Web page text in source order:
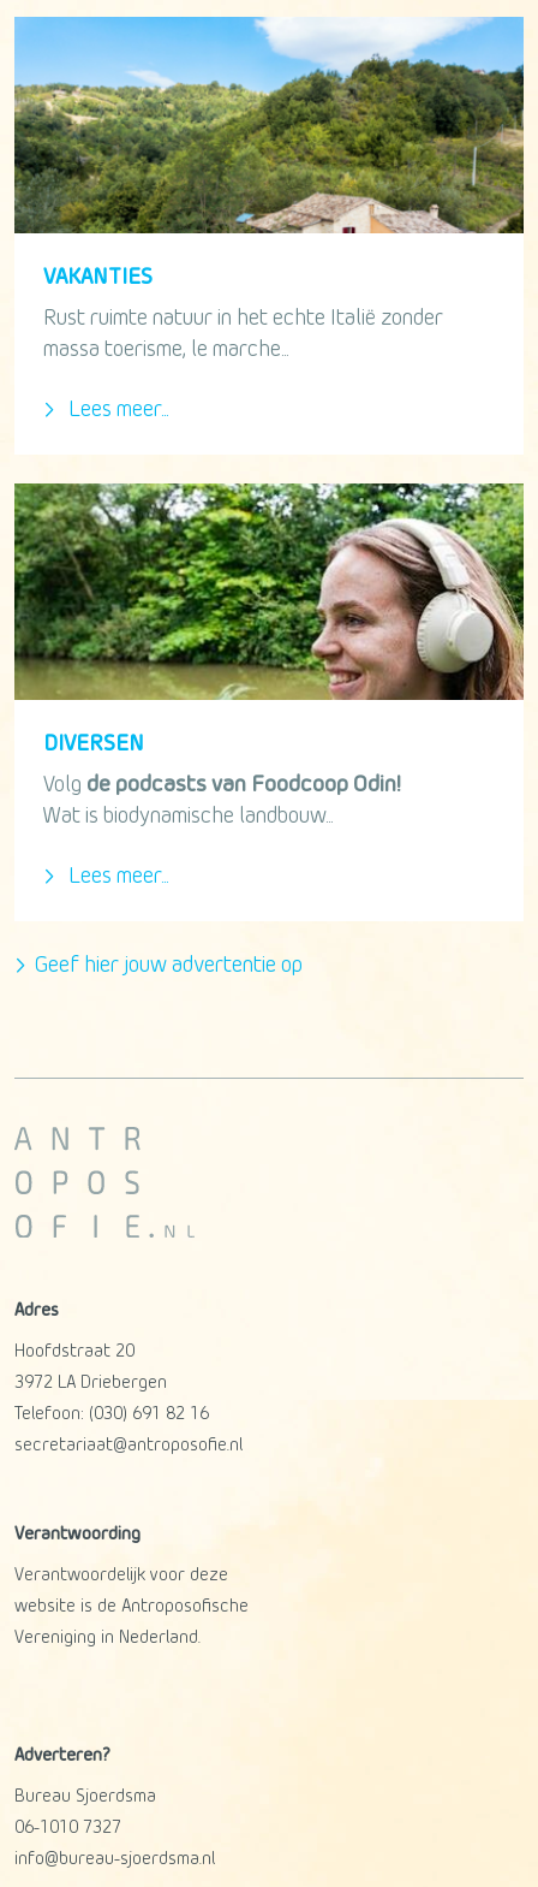
VAKANTIES
Rust ruimte natuur in het echte Italië zonder
massa toerisme, le marche...
Lees meer...
DIVERSEN
Volg de podcasts van Foodcoop Odin!
Wat is biodynamische landbouw...
Lees meer...
Geef hier jouw advertentie op
Adres
Hoofdstraat 20
3972 LA
Driebergen
Telefoon: (030) 691 82 16
secretariaat@antroposofie.nl
Verantwoording
Verantwoordelijk voor deze
website is de Antroposofische
Vereniging in Nederland.
Adverteren?
Bureau Sjoerdsma
06-1010 7327
info@bureau-sjoerdsma.nl